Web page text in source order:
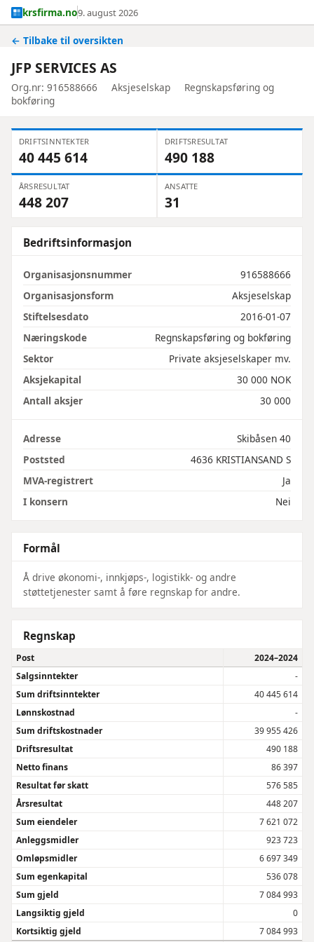
krsfirma.no9. august 2026
← Tilbake til oversikten
JFP SERVICES AS
Org.nr: 916588666 Aksjeselskap
Regnskapsføring og
bokføring
DRIFTSINNTEKTER
40 445 614
DRIFTSRESULTAT
490 188
ÅRSRESULTAT
448 207
ANSATTE
31
Bedriftsinformasjon
Organisasjonsnummer
916588666
Organisasjonsform
Aksjeselskap
Stiftelsesdato
2016-01-07
Næringskode
Regnskapsføring og bokføring
Sektor
Private aksjeselskaper mv.
Aksjekapital
30 000 NOK
Antall aksjer
30 000
Adresse
Skibåsen 40
Poststed
4636 KRISTIANSAND S
MVA-registrert
Ja
I konsern
Nei
Formål
Å drive økonomi-, innkjøps-, logistikk- og andre
støttetjenester samt å føre regnskap for andre.
Regnskap
Post
2024–2024
Salgsinntekter
-
Sum driftsinntekter
40 445 614
Lønnskostnad
-
Sum driftskostnader
39 955 426
Driftsresultat
490 188
Netto finans
86 397
Resultat før skatt
576 585
Årsresultat
448 207
Sum eiendeler
7 621 072
Anleggsmidler
923 723
Omløpsmidler
6 697 349
Sum egenkapital
536 078
Sum gjeld
7 084 993
Langsiktig gjeld
0
Kortsiktig gjeld
7 084 993